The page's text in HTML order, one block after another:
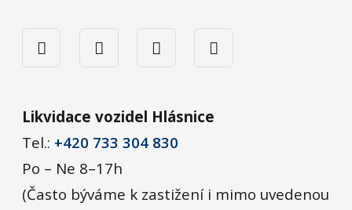
Likvidace vozidel Hlásnice
Tel.: +420 733 304 830
Po – Ne 8–17h
(Často býváme k zastižení i mimo uvedenou